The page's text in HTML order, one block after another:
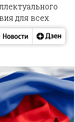
для всех